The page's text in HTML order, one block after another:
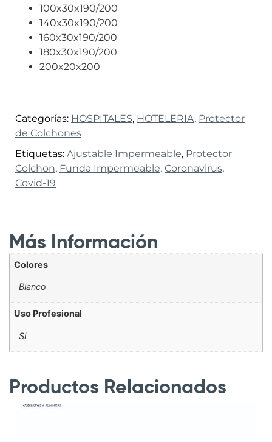
100x30x190/200
140x30x190/200
160x30x190/200
180x30x190/200
200x20x200
Categorías: HOSPITALES, HOTELERIA, Protector
de Colchones
Etiquetas: Ajustable Impermeable, Protector
Colchon, Funda Impermeable, Coronavirus,
Covid-19
Más Información
Colores
Blanco
Uso Profesional
Si
Productos Relacionados